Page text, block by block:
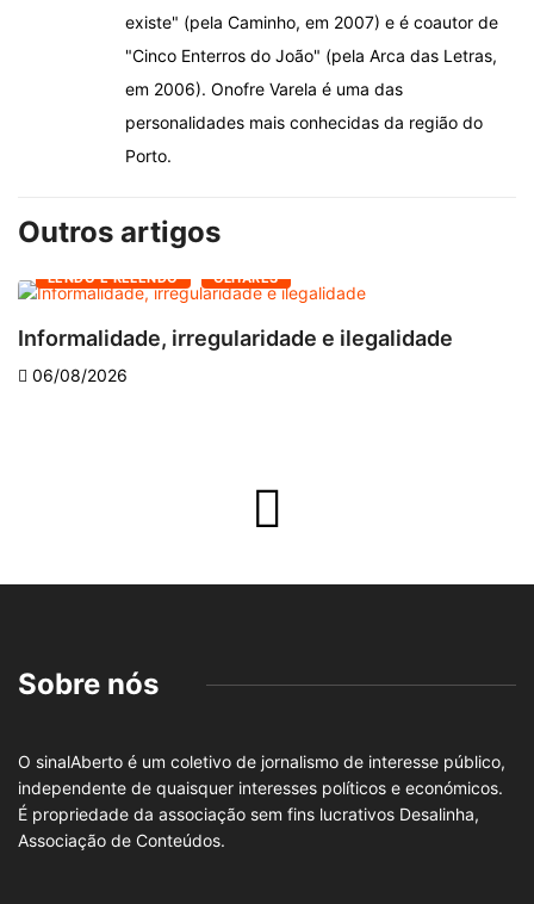
existe" (pela Caminho, em 2007) e é coautor de
"Cinco Enterros do João" (pela Arca das Letras,
em 2006). Onofre Varela é uma das
personalidades mais conhecidas da região do
Porto.
Outros artigos
LENDO E RELENDO OLHARES
Informalidade, irregularidade e ilegalidade
06/08/2026
Sobre nós
O sinalAberto é um coletivo de jornalismo de interesse público,
independente de quaisquer interesses políticos e económicos.
É propriedade da associação sem fins lucrativos Desalinha,
Associação de Conteúdos.